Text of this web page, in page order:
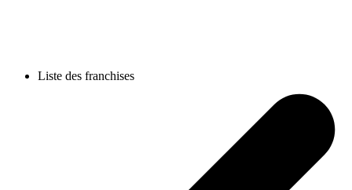
Liste des franchises